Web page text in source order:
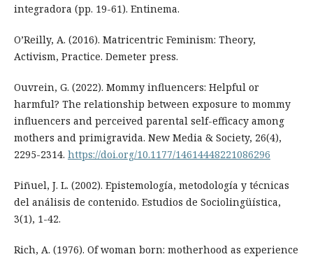
integradora (pp. 19-61). Entinema.
O’Reilly, A. (2016). Matricentric Feminism: Theory,
Activism, Practice. Demeter press.
Ouvrein, G. (2022). Mommy influencers: Helpful or
harmful? The relationship between exposure to mommy
influencers and perceived parental self-efficacy among
mothers and primigravida. New Media & Society, 26(4),
2295-2314. https://doi.org/10.1177/14614448221086296
Piñuel, J. L. (2002). Epistemología, metodología y técnicas
del análisis de contenido. Estudios de Sociolingüística,
3(1), 1-42.
Rich, A. (1976). Of woman born: motherhood as experience